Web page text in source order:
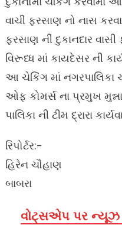
વાચી ફરસાણ નો નાસ
ફરસાણ ની દુકાનદાર
વિરૂધ્ધ માં કાયદેસર ની
આ ચેકિંગ માં
ઓફ કોમર્સ ના પ્રમુખ
પાલિકા ની ટીમ દ્રારા
રિપોર્ટર:-
હિરેન ચૌહાણ
બાબરા
વોટ્સએપ પર ન્યૂઝ